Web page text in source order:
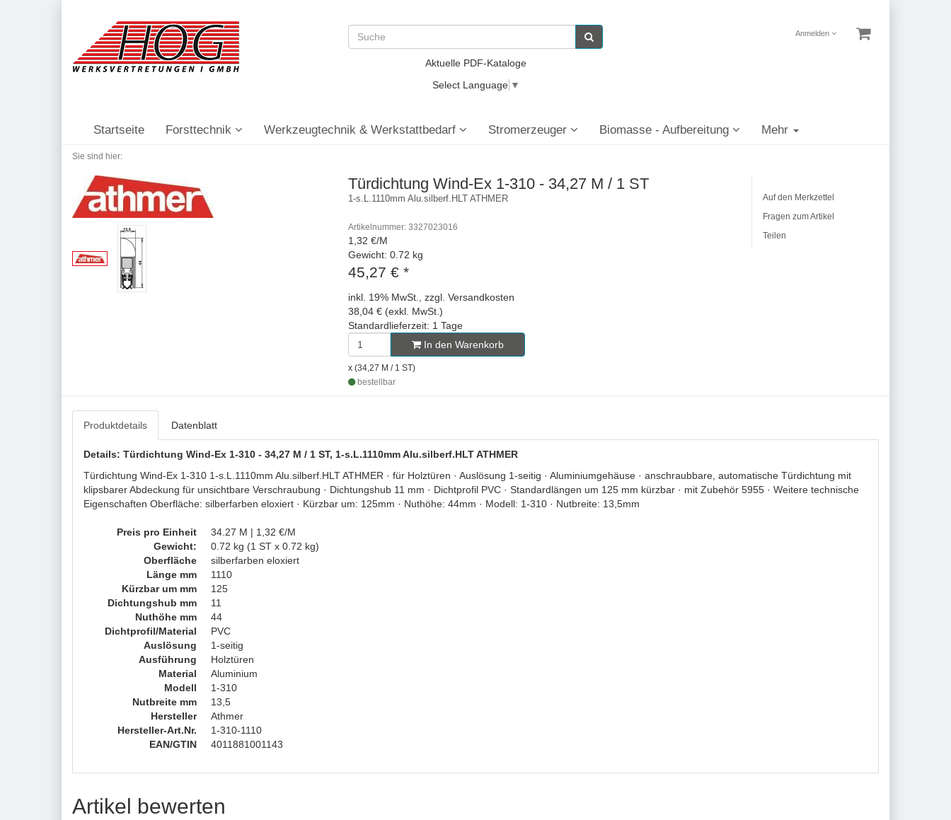
Anmelden
Aktuelle PDF-Kataloge
Select Language ▼
Startseite Forsttechnik Werkzeugtechnik & Werkstattbedarf Stromerzeuger Biomasse - Aufbereitung Mehr
Sie sind hier:
Türdichtung Wind-Ex 1-310 - 34,27 M / 1 ST
1-s.L.1110mm Alu.silberf.HLT ATHMER
Artikelnummer: 3327023016
1,32 €/M
Gewicht: 0.72 kg
45,27 € *
inkl. 19% MwSt., zzgl. Versandkosten
38,04 € (exkl. MwSt.)
Standardlieferzeit: 1 Tage
In den Warenkorb
x (34,27 M / 1 ST)
bestellbar
Auf den Merkzettel
Fragen zum Artikel
Teilen
Produktdetails Datenblatt
Details: Türdichtung Wind-Ex 1-310 - 34,27 M / 1 ST, 1-s.L.1110mm Alu.silberf.HLT ATHMER
Türdichtung Wind-Ex 1-310 1-s.L.1110mm Alu.silberf.HLT ATHMER · für Holztüren · Auslösung 1-seitig · Aluminiumgehäuse · anschraubbare, automatische Türdichtung mit
klipsbarer Abdeckung für unsichtbare Verschraubung · Dichtungshub 11 mm · Dichtprofil PVC · Standardlängen um 125 mm kürzbar · mit Zubehör 5955 · Weitere technische
Eigenschaften Oberfläche: silberfarben eloxiert · Kürzbar um: 125mm · Nuthöhe: 44mm · Modell: 1-310 · Nutbreite: 13,5mm
Preis pro Einheit
34.27 M | 1,32 €/M
Gewicht:
0.72 kg (1 ST x 0.72 kg)
Oberfläche
silberfarben eloxiert
Länge mm
1110
Kürzbar um mm
125
Dichtungshub mm
11
Nuthöhe mm
44
Dichtprofil/Material
PVC
Auslösung
1-seitig
Ausführung
Holztüren
Material
Aluminium
Modell
1-310
Nutbreite mm
13,5
Hersteller
Athmer
Hersteller-Art.Nr.
1-310-1110
EAN/GTIN
4011881001143
Artikel bewerten